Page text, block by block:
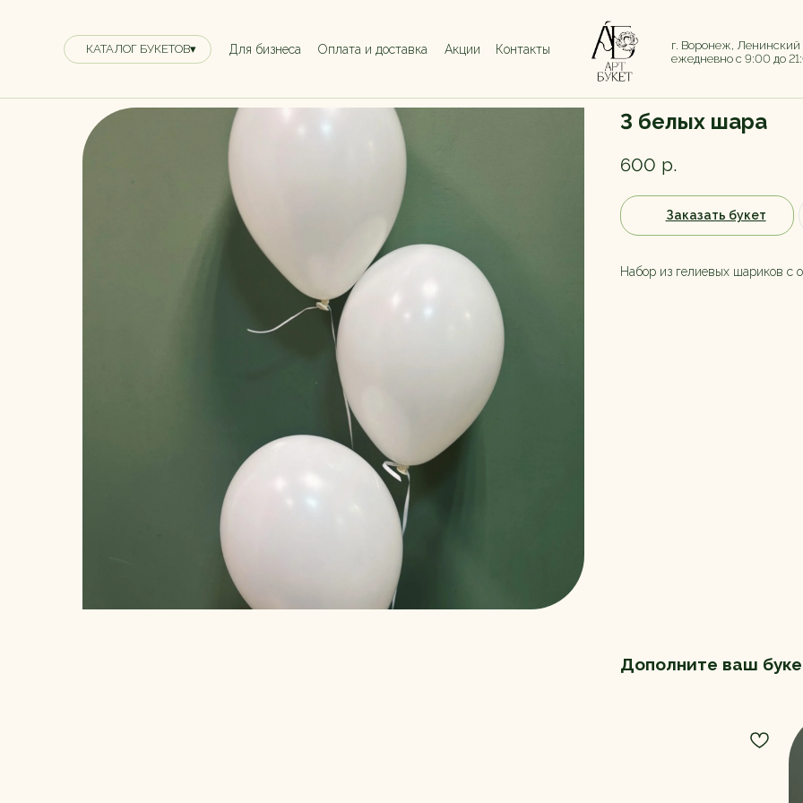
г. Воронеж, Ленинский
ежедневно с 9:00 до
КАТАЛОГ БУКЕТОВ▾ Для бизнеса Оплата и доставка Акции Контакты
3 белых шара
600 р.
Заказать букет
Набор из гелиевых шариков с
Дополните ваш